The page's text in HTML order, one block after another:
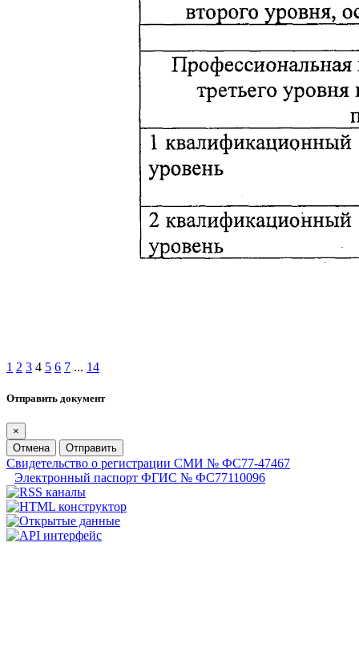
1 2 3 4 5 6 7 ... 14
Отправить документ
×
Отмена
Отправить
Свидетельство о регистрации СМИ № ФС77-47467
Электронный паспорт ФГИС № ФС77110096